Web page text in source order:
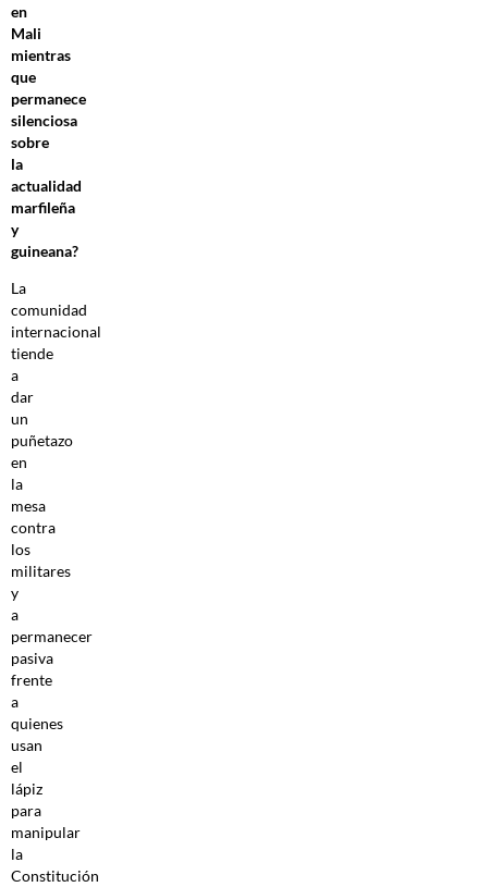
en
Mali
mientras
que
permanece
silenciosa
sobre
la
actualidad
marfileña
y
guineana?
La
comunidad
internacional
tiende
a
dar
un
puñetazo
en
la
mesa
contra
los
militares
y
a
permanecer
pasiva
frente
a
quienes
usan
el
lápiz
para
manipular
la
Constitución